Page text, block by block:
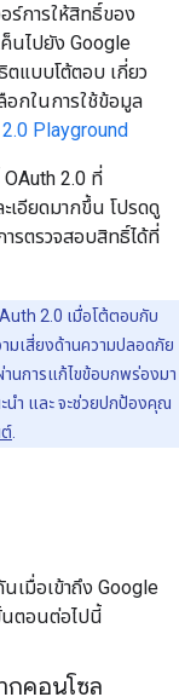
อร์การให้สิทธิ์ของ
นไปยัง Google
แบบโต้ตอบ เกี่ยว
อกในการใช้ข้อมูล
Playground
2.0 ที่
เอียดมากขึ้น โปรดดู
ารตรวจสอบสิทธิ์ได้ที่
2.0 เมื่อโต้ตอบกับ
มเสี่ยงด้านความปลอดภัย
านการแก้ไขข้อบกพร่องมา
นำ และ จะช่วยปกป้องคุณ
ต์
มื่อเข้าถึง Google
นตอนต่อไปนี้
กคอนโซล